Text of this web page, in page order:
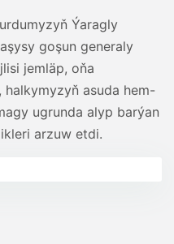
Ýaragly
goşun generaly
jemläp, oňa
asuda hem-
ugrunda alyp barýan
arzuw etdi.